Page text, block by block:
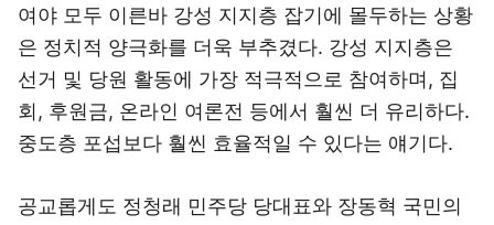
여야 모두 이른바 강성 지지층 잡기에 몰두하는 상황
은 정치적 양극화를 더욱 부추겼다. 강성 지지층은
선거 및 당원 활동에 가장 적극적으로 참여하며, 집
회, 후원금, 온라인 여론전 등에서 훨씬 더 유리하다.
중도층 포섭보다 훨씬 효율적일 수 있다는 얘기다.
공교롭게도 정청래 민주당 당대표와 장동혁 국민의